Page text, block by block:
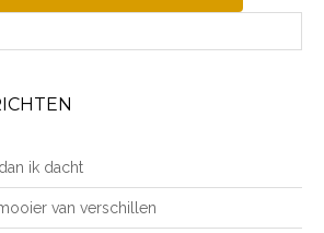
ik dacht
van verschillen